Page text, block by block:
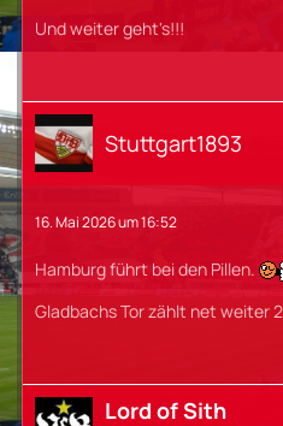
Und weiter geht's!!!
Stuttgart1893
16. Mai 2026 um 16:52
Hamburg führt bei den Pillen.
Gladbachs Tor zählt net weiter
Lord of Sith